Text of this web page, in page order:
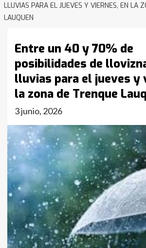
LLUVIAS PARA EL JUEVES Y VIERNES, EN LA
LAUQUEN
Entre un 40 y 70% de
posibilidades de
lluvias para el jueves y
la zona de Trenque
3 junio, 2026